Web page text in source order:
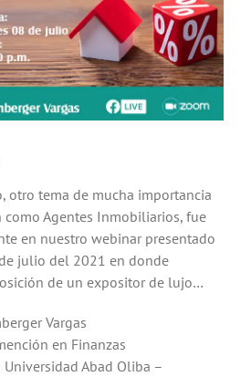
otro tema de mucha importancia
como Agentes Inmobiliarios, fue
en nuestro webinar presentado
julio del 2021 en donde
de un expositor de lujo…
Vargas
en Finanzas
Abad Oliba –